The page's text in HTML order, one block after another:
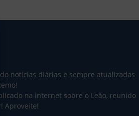
notícias diárias e sempre atualizadas
na internet sobre o Leão, reunido
Aproveite!